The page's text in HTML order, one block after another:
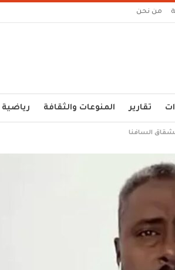
من نحن
تقارير المنوعات والثقافة رياضية
السافنا